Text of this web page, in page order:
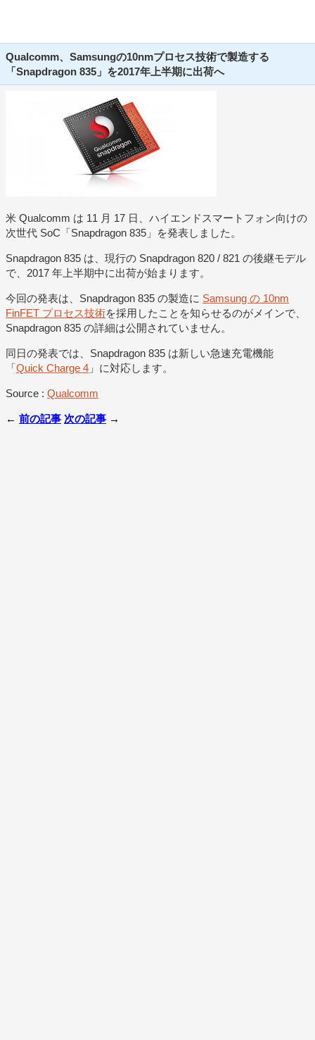
Qualcomm、Samsungの10nmプロセス技術で製造する
「Snapdragon 835」を2017年上半期に出荷へ
米 Qualcomm は 11 月 17 日、ハイエンドスマートフォン向けの
次世代 SoC「Snapdragon 835」を発表しました。
Snapdragon 835 は、現行の Snapdragon 820 / 821 の後継モデル
で、2017 年上半期中に出荷が始まります。
今回の発表は、Snapdragon 835 の製造に Samsung の 10nm
FinFET プロセス技術を採用したことを知らせるのがメインで、
Snapdragon 835 の詳細は公開されていません。
同日の発表では、Snapdragon 835 は新しい急速充電機能
「Quick Charge 4 」に対応します。
Source : Qualcomm
← 前の記事 次の記事 →